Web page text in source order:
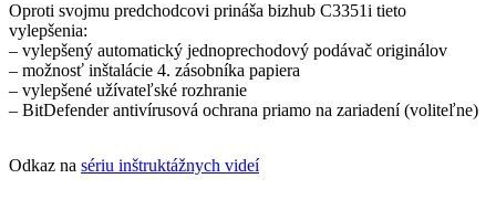
Oproti svojmu predchodcovi prináša bizhub C3351i tieto
vylepšenia:
– vylepšený automatický jednoprechodový podávač originálov
– možnosť inštalácie 4. zásobníka papiera
– vylepšené užívateľské rozhranie
– BitDefender antivírusová ochrana priamo na zariadení (voliteľne)
Odkaz na sériu inštruktážnych videí